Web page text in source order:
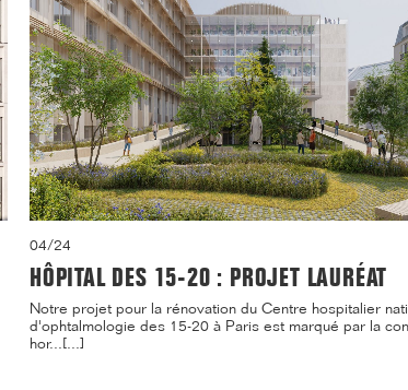
04/24
HÔPITAL DES 15-20 : PROJET LAURÉAT
Notre projet pour la rénovation du Centre hospitalier
d'ophtalmologie des 15-20 à Paris est marqué par la
hor...[...]